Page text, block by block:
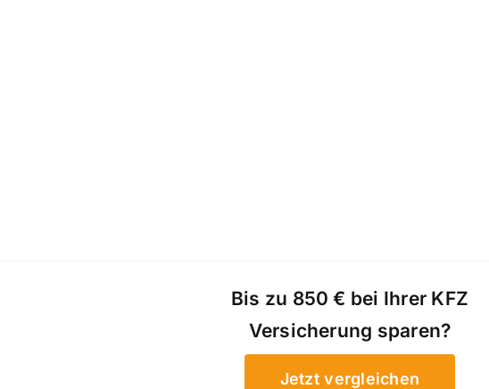
Bis zu 850 € bei Ihrer KFZ
Versicherung sparen?
Jetzt vergleichen